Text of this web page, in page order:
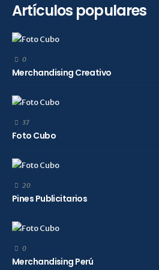
Artículos populares
0
Merchandising Creativo
37
Foto Cubo
20
Pines Publicitarios
0
Merchandising Perú